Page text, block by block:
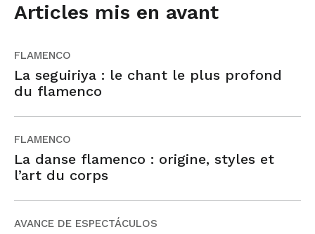
Articles mis en avant
FLAMENCO
La seguiriya : le chant le plus profond
du flamenco
FLAMENCO
La danse flamenco : origine, styles et
l’art du corps
AVANCE DE ESPECTÁCULOS